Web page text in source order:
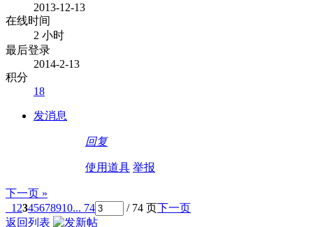
2013-12-13
在线时间
2 小时
最后登录
2014-2-13
积分
18
发消息
回复
使用道具 举报
下一页 »
1 2345678910... 74 / 74 页下一页
返回列表